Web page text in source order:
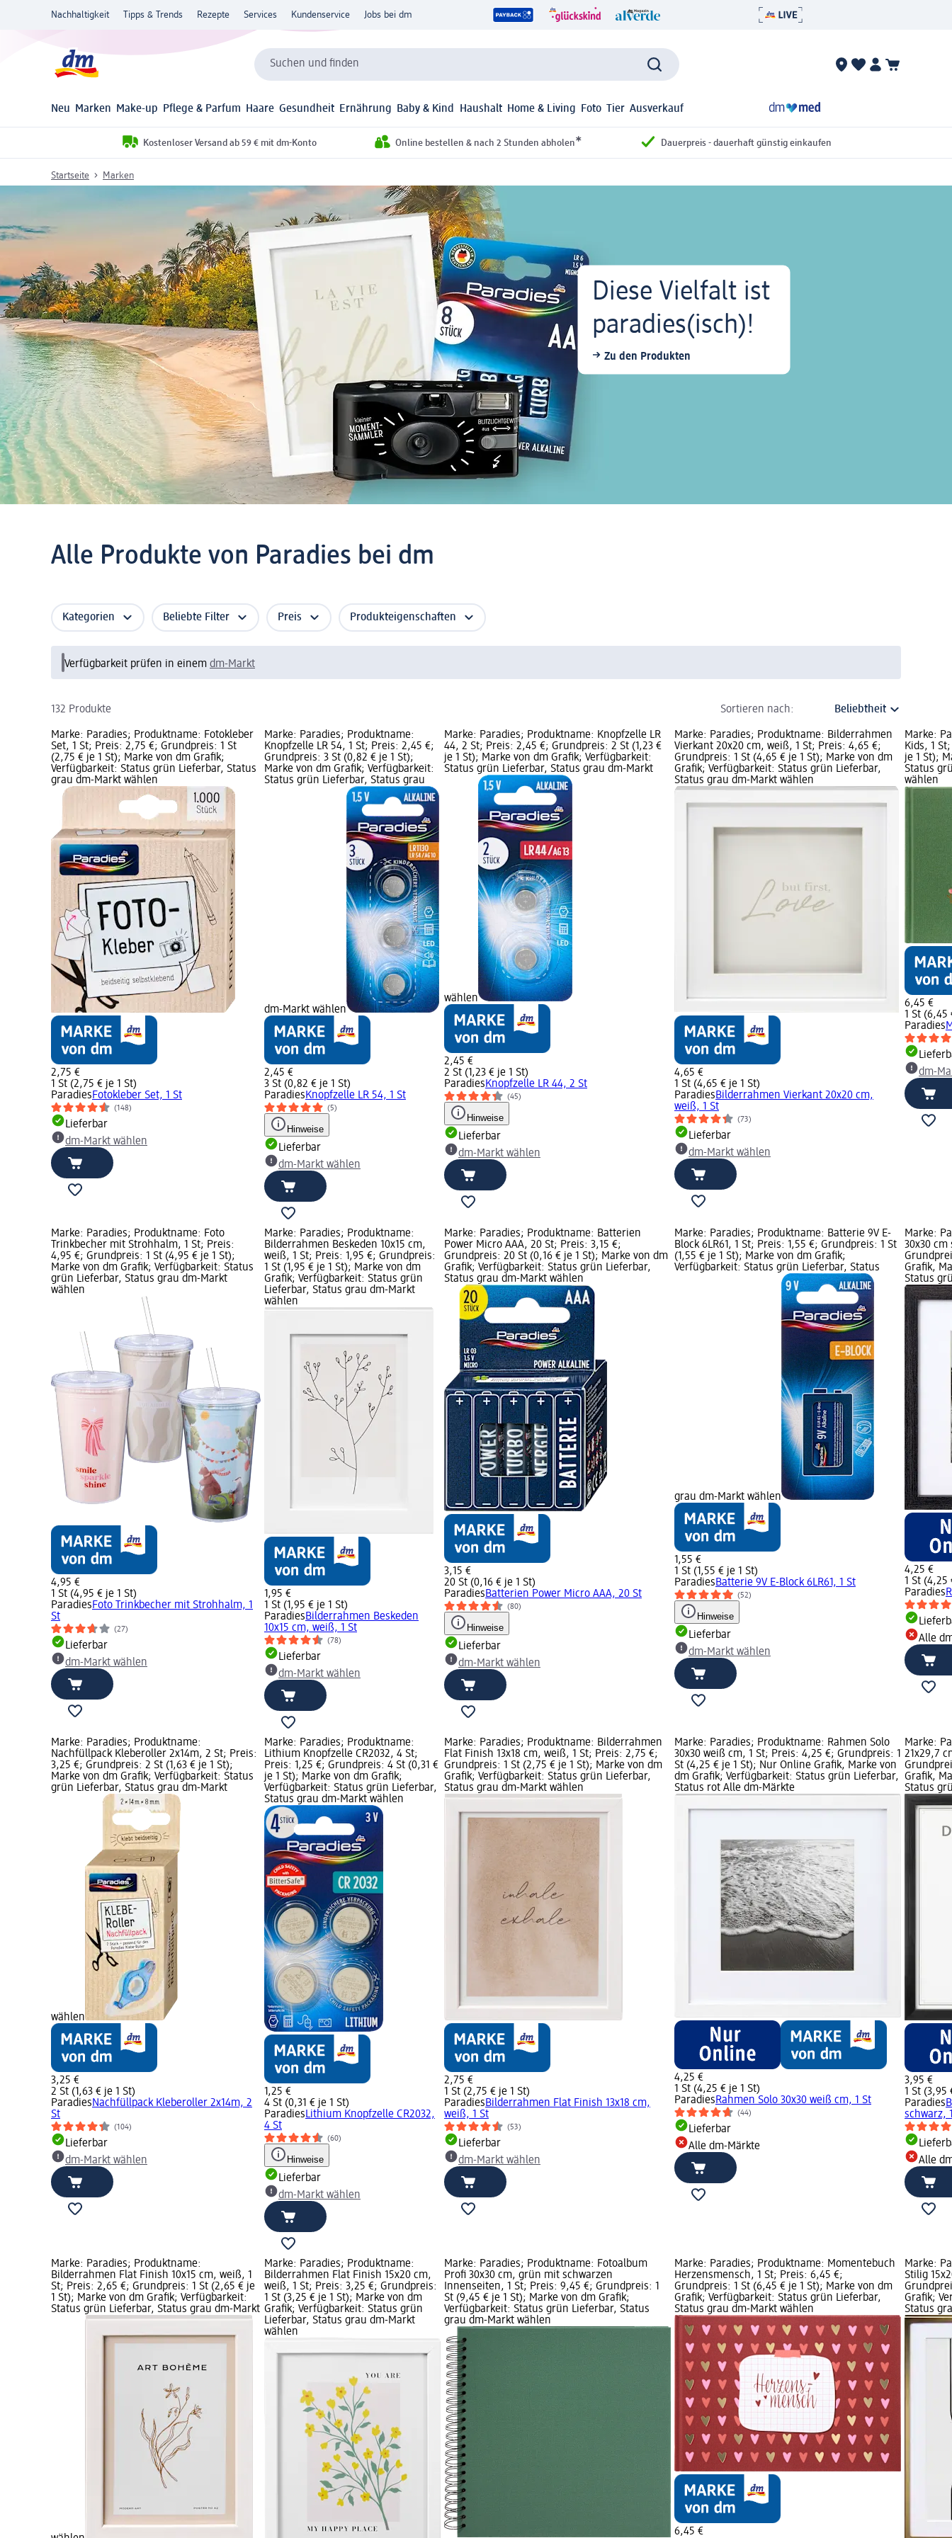
Nachhaltigkeit Tipps & Trends Rezepte Services Kundenservice Jobs bei dm
Suchen und finden
Neu Marken Make-up Pflege & Parfum Haare Gesundheit Ernährung Baby & Kind Haushalt Home & Living Foto Tier Ausverkauf
Kostenloser Versand ab 59 € mit dm-Konto Online bestellen & nach 2 Stunden abholen* Dauerpreis - dauerhaft günstig einkaufen
Startseite Marken
Diese Vielfalt ist
paradies(isch)!
Zu den Produkten
Alle Produkte von Paradies bei dm
Kategorien Beliebte Filter Preis Produkteigenschaften
Verfügbarkeit prüfen in einem dm-Markt
132 Produkte Sortieren nach:
Marke: Paradies; Produktname: Fotokleber
Set, 1 St; Preis: 2,75 €; Grundpreis: 1 St
(2,75 € je 1 St); Marke von dm Grafik;
Verfügbarkeit: Status grün Lieferbar, Status
grau dm-Markt wählen
2,75 €
1 St (2,75 € je 1 St)
ParadiesFotokleber Set, 1 St
(148)
Lieferbar
dm-Markt wählen
Marke: Paradies; Produktname:
Knopfzelle LR 54, 1 St; Preis: 2,45 €;
Grundpreis: 3 St (0,82 € je 1 St);
Marke von dm Grafik; Verfügbarkeit:
Status grün Lieferbar, Status grau
dm-Markt wählen
2,45 €
3 St (0,82 € je 1 St)
ParadiesKnopfzelle LR 54, 1 St
(5)
Hinweise
Lieferbar
dm-Markt wählen
Marke: Paradies; Produktname: Knopfzelle LR
44, 2 St; Preis: 2,45 €; Grundpreis: 2 St (1,23 €
je 1 St); Marke von dm Grafik; Verfügbarkeit:
Status grün Lieferbar, Status grau dm-Markt
wählen
2,45 €
2 St (1,23 € je 1 St)
ParadiesKnopfzelle LR 44, 2 St
(45)
Hinweise
Lieferbar
dm-Markt wählen
Marke: Paradies; Produktname: Bilderrahmen
Vierkant 20x20 cm, weiß, 1 St; Preis: 4,65 €;
Grundpreis: 1 St (4,65 € je 1 St); Marke von dm
Grafik; Verfügbarkeit: Status grün Lieferbar,
Status grau dm-Markt wählen
4,65 €
1 St (4,65 € je 1 St)
ParadiesBilderrahmen Vierkant 20x20 cm,
weiß, 1 St
(73)
Lieferbar
dm-Markt wählen
Marke:
Kids, 1
je 1 St);
Status
wählen
6,45 €
1 St (6,45
Paradies
dm-
Marke: Paradies; Produktname: Foto
Trinkbecher mit Strohhalm, 1 St; Preis:
4,95 €; Grundpreis: 1 St (4,95 € je 1 St);
Marke von dm Grafik; Verfügbarkeit: Status
grün Lieferbar, Status grau dm-Markt
wählen
4,95 €
1 St (4,95 € je 1 St)
ParadiesFoto Trinkbecher mit Strohhalm, 1
St
(27)
Lieferbar
dm-Markt wählen
Marke: Paradies; Produktname:
Bilderrahmen Beskeden 10x15 cm,
weiß, 1 St; Preis: 1,95 €; Grundpreis:
1 St (1,95 € je 1 St); Marke von dm
Grafik; Verfügbarkeit: Status grün
Lieferbar, Status grau dm-Markt
wählen
1,95 €
1 St (1,95 € je 1 St)
ParadiesBilderrahmen Beskeden
10x15 cm, weiß, 1 St
(78)
Lieferbar
dm-Markt wählen
Marke: Paradies; Produktname: Batterien
Power Micro AAA, 20 St; Preis: 3,15 €;
Grundpreis: 20 St (0,16 € je 1 St); Marke von dm
Grafik; Verfügbarkeit: Status grün Lieferbar,
Status grau dm-Markt wählen
3,15 €
20 St (0,16 € je 1 St)
ParadiesBatterien Power Micro AAA, 20 St
(80)
Hinweise
Lieferbar
dm-Markt wählen
Marke: Paradies; Produktname: Batterie 9V E-
Block 6LR61, 1 St; Preis: 1,55 €; Grundpreis: 1 St
(1,55 € je 1 St); Marke von dm Grafik;
Verfügbarkeit: Status grün Lieferbar, Status
grau dm-Markt wählen
1,55 €
1 St (1,55 € je 1 St)
ParadiesBatterie 9V E-Block 6LR61, 1 St
(52)
Hinweise
Lieferbar
dm-Markt wählen
Marke:
30x30
Grafik,
Status
4,25 €
1 St (4,25
Paradies
Alle
Marke: Paradies; Produktname:
Nachfüllpack Kleberoller 2x14m, 2 St; Preis:
3,25 €; Grundpreis: 2 St (1,63 € je 1 St);
Marke von dm Grafik; Verfügbarkeit: Status
grün Lieferbar, Status grau dm-Markt
wählen
3,25 €
2 St (1,63 € je 1 St)
ParadiesNachfüllpack Kleberoller 2x14m, 2
St
(104)
Lieferbar
dm-Markt wählen
Marke: Paradies; Produktname:
Lithium Knopfzelle CR2032, 4 St;
Preis: 1,25 €; Grundpreis: 4 St (0,31 €
je 1 St); Marke von dm Grafik;
Verfügbarkeit: Status grün Lieferbar,
Status grau dm-Markt wählen
1,25 €
4 St (0,31 € je 1 St)
ParadiesLithium Knopfzelle CR2032,
4 St
(60)
Hinweise
Lieferbar
dm-Markt wählen
Marke: Paradies; Produktname: Bilderrahmen
Flat Finish 13x18 cm, weiß, 1 St; Preis: 2,75 €;
Grundpreis: 1 St (2,75 € je 1 St); Marke von dm
Grafik; Verfügbarkeit: Status grün Lieferbar,
Status grau dm-Markt wählen
2,75 €
1 St (2,75 € je 1 St)
ParadiesBilderrahmen Flat Finish 13x18 cm,
weiß, 1 St
(53)
Lieferbar
dm-Markt wählen
Marke: Paradies; Produktname: Rahmen Solo
30x30 weiß cm, 1 St; Preis: 4,25 €; Grundpreis: 1
St (4,25 € je 1 St); Nur Online Grafik, Marke von
dm Grafik; Verfügbarkeit: Status grün Lieferbar,
Status rot Alle dm-Märkte
4,25 €
1 St (4,25 € je 1 St)
ParadiesRahmen Solo 30x30 weiß cm, 1 St
(44)
Lieferbar
Alle dm-Märkte
Marke:
21x29,7
Grafik,
Status
3,95 €
1 St (3,95
Paradies
schwarz,
Alle
Marke: Paradies; Produktname:
Bilderrahmen Flat Finish 10x15 cm, weiß, 1
St; Preis: 2,65 €; Grundpreis: 1 St (2,65 € je
1 St); Marke von dm Grafik; Verfügbarkeit:
Status grün Lieferbar, Status grau dm-Markt
Marke: Paradies; Produktname:
Bilderrahmen Flat Finish 15x20 cm,
weiß, 1 St; Preis: 3,25 €; Grundpreis:
1 St (3,25 € je 1 St); Marke von dm
Grafik; Verfügbarkeit: Status grün
Lieferbar, Status grau dm-Markt
wählen
Marke: Paradies; Produktname: Fotoalbum
Profi 30x30 cm, grün mit schwarzen
Innenseiten, 1 St; Preis: 9,45 €; Grundpreis: 1
St (9,45 € je 1 St); Marke von dm Grafik;
Verfügbarkeit: Status grün Lieferbar, Status
grau dm-Markt wählen
Marke: Paradies; Produktname: Momentebuch
Herzensmensch, 1 St; Preis: 6,45 €;
Grundpreis: 1 St (6,45 € je 1 St); Marke von dm
Grafik; Verfügbarkeit: Status grün Lieferbar,
Status grau dm-Markt wählen
6,45 €
Marke:
Stilig
Grafik;
Status